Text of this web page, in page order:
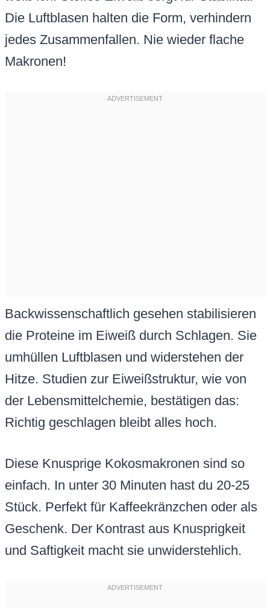
Die Luftblasen halten die Form, verhindern
jedes Zusammenfallen. Nie wieder flache
Makronen!
Backwissenschaftlich gesehen stabilisieren
die Proteine im Eiweiß durch Schlagen. Sie
umhüllen Luftblasen und widerstehen der
Hitze. Studien zur Eiweißstruktur, wie von
der Lebensmittelchemie, bestätigen das:
Richtig geschlagen bleibt alles hoch.
Diese Knusprige Kokosmakronen sind so
einfach. In unter 30 Minuten hast du 20-25
Stück. Perfekt für Kaffeekränzchen oder als
Geschenk. Der Kontrast aus Knusprigkeit
und Saftigkeit macht sie unwiderstehlich.